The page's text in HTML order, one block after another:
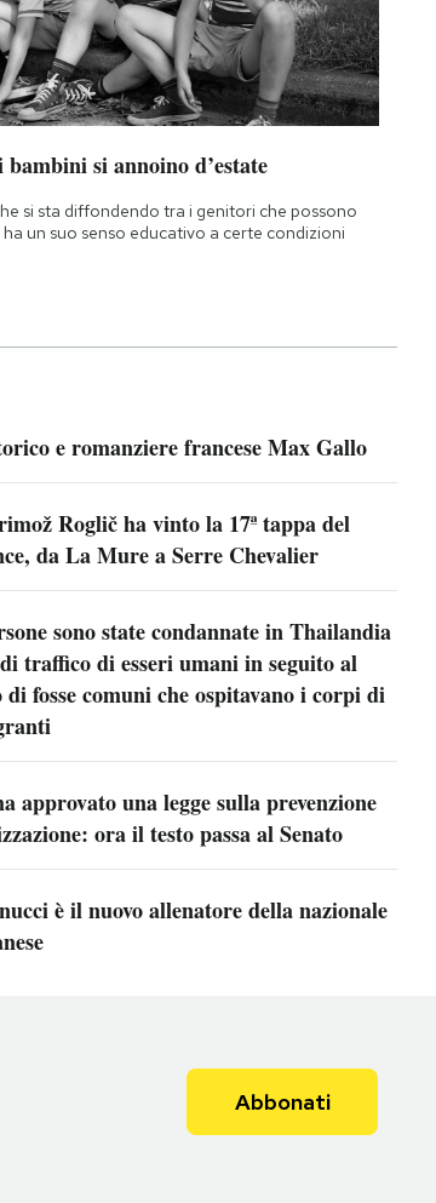
bambini si annoino d’estate
si sta diffondendo tra i genitori che possono
un suo senso educativo a certe condizioni
e romanziere francese Max Gallo
Roglič ha vinto la 17ª tappa del
da La Mure a Serre Chevalier
sono state condannate in Thailandia
di traffico di esseri umani in seguito al
fosse comuni che ospitavano i corpi di
approvato una legge sulla prevenzione
ora il testo passa al Senato
è il nuovo allenatore della nazionale
Abbonati